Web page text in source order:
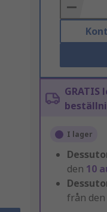
Basket
I lager
den 10
från den